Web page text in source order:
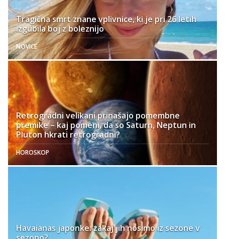
Tragična smrt znane vplivnice, ki je pri 26 letih
izgubila boj z boleznijo
NOVICE
Retrogradni velikani prinašajo pomembne
premike – kaj pomeni, da so Saturn, Neptun in
Pluton hkrati retrogradni?
HOROSKOP
Havaianas japonke: zakaj jih nosimo iz sezone v